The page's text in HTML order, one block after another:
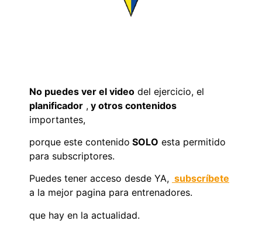
No puedes ver el video del ejercicio, el
planificador , y otros contenidos
importantes,
porque este contenido SOLO esta permitido
para subscriptores.
Puedes tener acceso desde YA, subscríbete
a la mejor pagina para entrenadores.
que hay en la actualidad.